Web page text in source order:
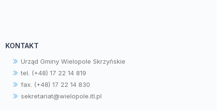
KONTAKT
Urząd Gminy Wielopole Skrzyńskie
tel. (+48) 17 22 14 819
fax. (+48) 17 22 14 830
sekretariat@wielopole.itl.pl